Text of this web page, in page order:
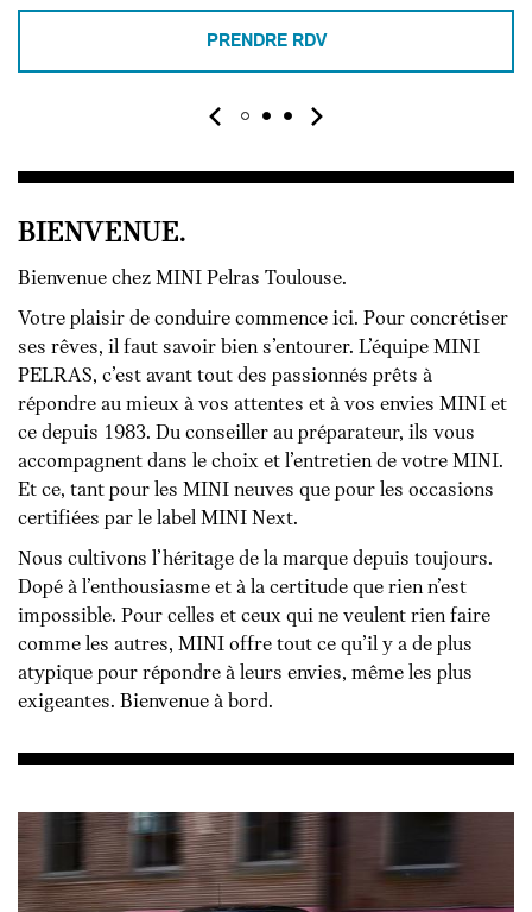
PRENDRE RDV
BIENVENUE.
Bienvenue chez MINI Pelras Toulouse.
Votre plaisir de conduire commence ici. Pour concrétiser
ses rêves, il faut savoir bien s’entourer. L’équipe MINI
PELRAS, c’est avant tout des passionnés prêts à
répondre au mieux à vos attentes et à vos envies MINI et
ce depuis 1983. Du conseiller au préparateur, ils vous
accompagnent dans le choix et l’entretien de votre MINI.
Et ce, tant pour les MINI neuves que pour les occasions
certifiées par le label MINI Next.
Nous cultivons l’héritage de la marque depuis toujours.
Dopé à l’enthousiasme et à la certitude que rien n’est
impossible. Pour celles et ceux qui ne veulent rien faire
comme les autres, MINI offre tout ce qu’il y a de plus
atypique pour répondre à leurs envies, même les plus
exigeantes. Bienvenue à bord.